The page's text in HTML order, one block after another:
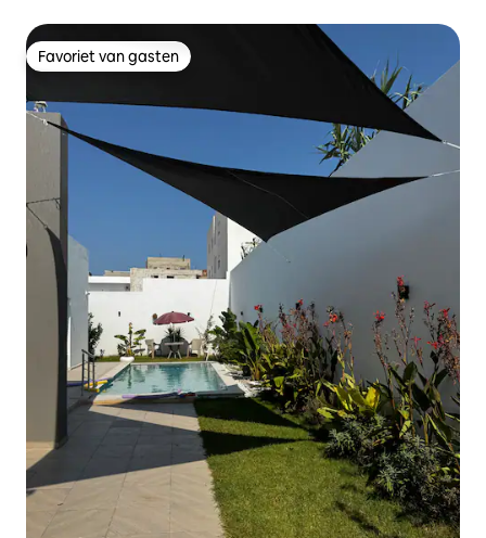
Favoriet van gasten
Favoriet van gasten